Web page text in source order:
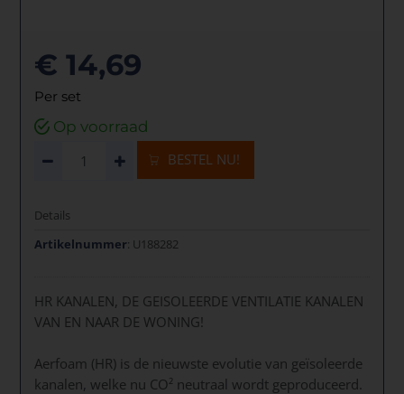
€ 14,69
Per set
Op voorraad
BESTEL NU!
Details
Artikelnummer: U188282
HR KANALEN, DE GEISOLEERDE VENTILATIE KANALEN
VAN EN NAAR DE WONING!
Aerfoam (HR) is de nieuwste evolutie van geïsoleerde
kanalen, welke nu CO² neutraal wordt geproduceerd.